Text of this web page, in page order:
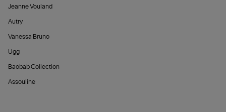
Jeanne Vouland
Autry
Vanessa Bruno
Ugg
Baobab Collection
Assouline